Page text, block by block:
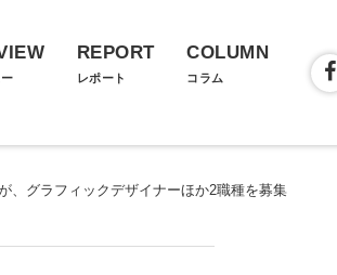
REPORT
レポート
COLUMN
コラム
、グラフィックデザイナーほか2職種を募集